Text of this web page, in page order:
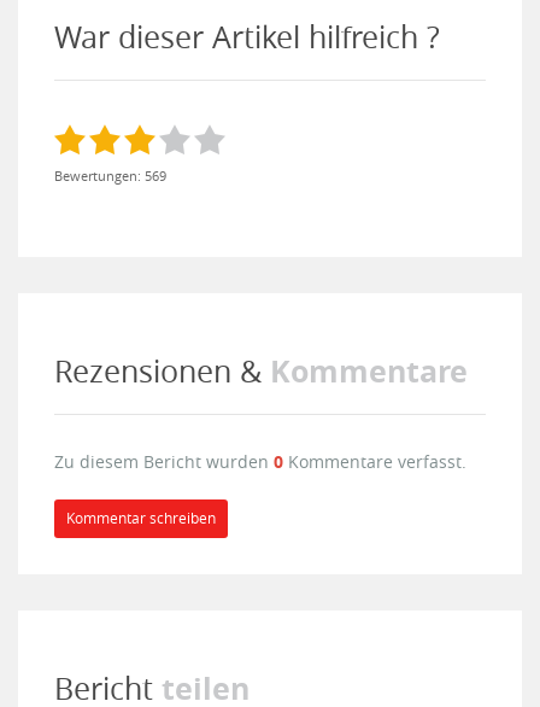
War dieser Artikel hilfreich ?
Bewertungen: 569
Rezensionen & Kommentare
Zu diesem Bericht wurden 0 Kommentare verfasst.
Kommentar schreiben
Bericht teilen